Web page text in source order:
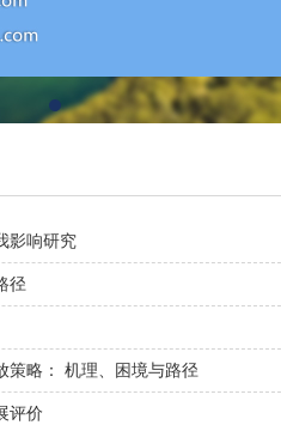
影响研究
径
策略： 机理、困境与路径
评价